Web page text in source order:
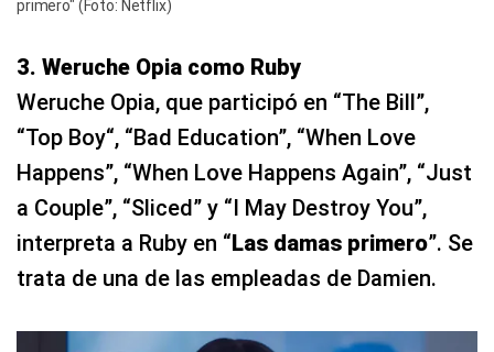
primero" (Foto: Netflix)
3. Weruche Opia como Ruby
Weruche Opia, que participó en “The Bill”,
“Top Boy“, “Bad Education”, “When Love
Happens”, “When Love Happens Again”, “Just
a Couple”, “Sliced” y “I May Destroy You”,
interpreta a Ruby en “Las damas primero”. Se
trata de una de las empleadas de Damien.